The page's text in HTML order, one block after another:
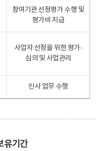
참여기관 선정평가 수행 및
평가비 지급
사업자 선정을 위한 평가·
심의 및 사업관리
인사 업무 수행
유기간